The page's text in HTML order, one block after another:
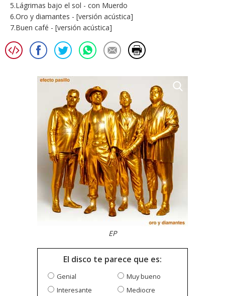
5.Lágrimas bajo el sol - con Muerdo
6.Oro y diamantes - [versión acústica]
7.Buen café - [versión acústica]
EP
El disco te parece que es:
Genial
Muy bueno
Interesante
Mediocre